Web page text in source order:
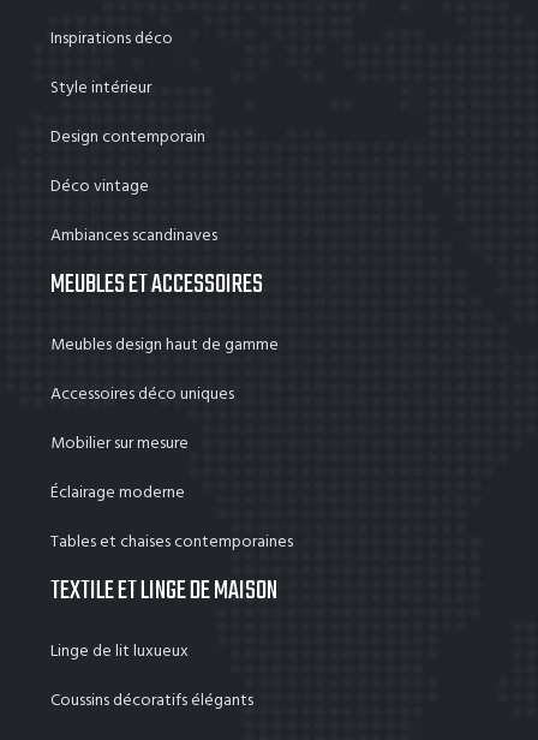
Inspirations déco
Style intérieur
Design contemporain
Déco vintage
Ambiances scandinaves
MEUBLES ET ACCESSOIRES
Meubles design haut de gamme
Accessoires déco uniques
Mobilier sur mesure
Éclairage moderne
Tables et chaises contemporaines
TEXTILE ET LINGE DE MAISON
Linge de lit luxueux
Coussins décoratifs élégants